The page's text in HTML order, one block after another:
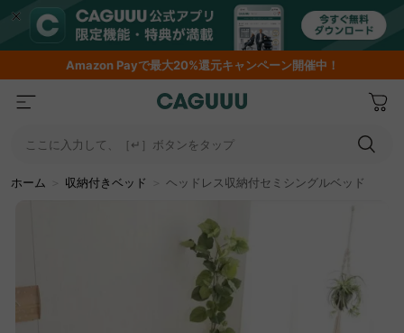
AmazonPayで最大20%還元キャンペーン開催中！
ここに入力して、［↵］ボタンをタップ
ホーム 収納付きベッド ヘッドレス収納付セミシングルベッド